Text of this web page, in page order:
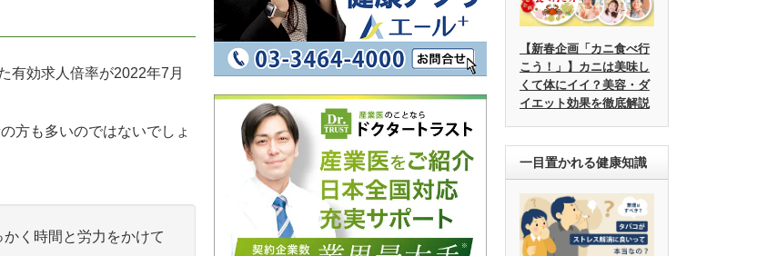
有効求人倍率が2022年7月
方も多いのではないでしょ
く時間と労力をかけて
【新春企画「カニ食べ行
こう！」】カニは美味し
くて体にイイ？美容・ダ
イエット効果を徹底解説
一目置かれる健康知識